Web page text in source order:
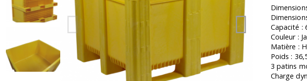
Capacité :
Couleur :
Matière :
Poids :
3 patins
Charge